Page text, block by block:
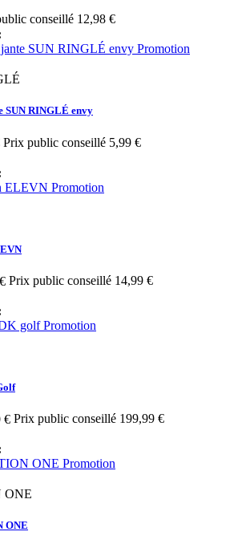
conseillé 12,98 €
Promotion
SUN RINGLÉ envy
Prix public conseillé 5,99 €
Promotion
Prix public conseillé 14,99 €
Promotion
€ Prix public conseillé 199,99 €
Promotion
ONE